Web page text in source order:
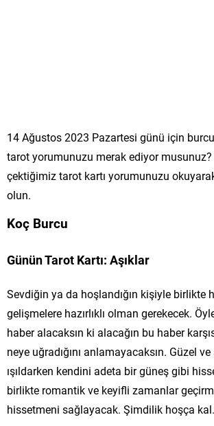
14 Ağustos 2023 Pazartesi günü için
tarot yorumunuzu merak ediyor
çektiğimiz tarot kartı yorumunuzu
olun.
Koç Burcu
Günün Tarot Kartı: Aşıklar
Sevdiğin ya da hoşlandığın kişiyle birlikte
gelişmelere hazırlıklı olman gerekecek.
haber alacaksın ki alacağın bu haber
neye uğradığını anlamayacaksın. Güzel
ışıldarken kendini adeta bir güneş gibi
birlikte romantik ve keyifli zamanlar
hissetmeni sağlayacak. Şimdilik hoşça